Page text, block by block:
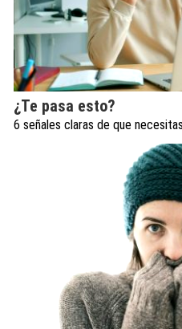
¿Te pasa esto?
6 señales claras de que